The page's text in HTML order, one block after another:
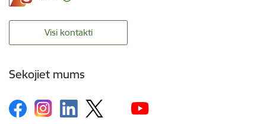
Visi kontakti
Sekojiet mums